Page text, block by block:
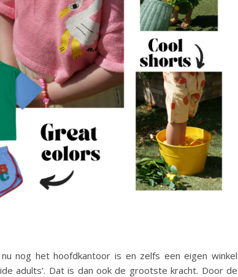
nog het hoofdkantoor is en zelfs een eigen winkel
adults’. Dat is dan ook de grootste kracht. Door de